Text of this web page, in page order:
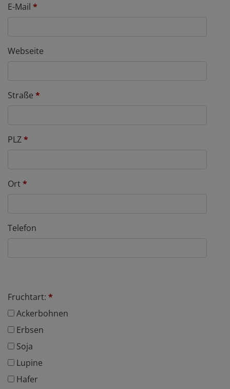
E-Mail *
Webseite
Straße *
PLZ*
Ort*
Telefon
Fruchtart: *
Ackerbohnen
Erbsen
Soja
Lupine
Hafer